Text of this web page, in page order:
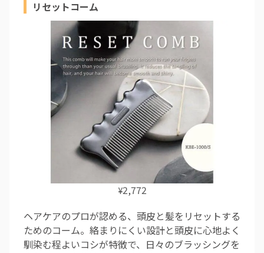
リセットコーム
¥2,772
ヘアケアのプロが認める、頭皮と髪をリセットする
ためのコーム。絡まりにくい設計と頭皮に心地よく
馴染む程よいコシが特徴で、日々のブラッシングを